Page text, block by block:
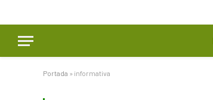
Portada » informativa